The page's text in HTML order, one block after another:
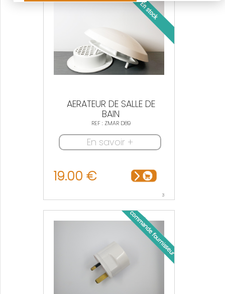
AERATEUR DE SALLE DE
BAIN
REF : ZMAR D89
En savoir +
19.00 €
3